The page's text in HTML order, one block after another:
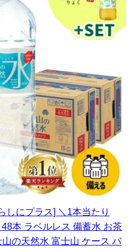
にプラス] ＼1本当たり
本 ラベルレス 備蓄水 お茶
の天然水 富士山 ケース バ